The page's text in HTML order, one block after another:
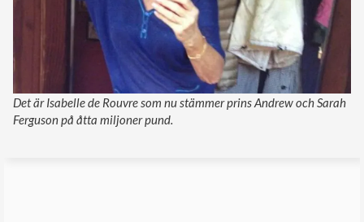
Det är Isabelle de Rouvre som nu stämmer prins Andrew och Sarah
Ferguson på åtta miljoner pund.